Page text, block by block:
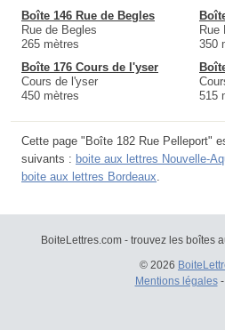
Boîte 146 Rue de Begles
Rue de Begles
265 mètres
Rue
350
Boîte 176 Cours de l'yser
Cours de l'yser
450 mètres
515
Cette page "Boîte 182 Rue Pelleport"
suivants : boite aux lettres Nouvelle-
boite aux lettres Bordeaux
BoiteLettres.com - trouvez les boîtes
© 2026
Mentions légales-